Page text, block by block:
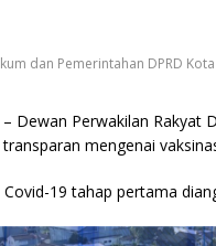
dan Pemerintahan DPRD
– Dewan Perwakilan Rakyat
mengenai
Covid-19 tahap pertama